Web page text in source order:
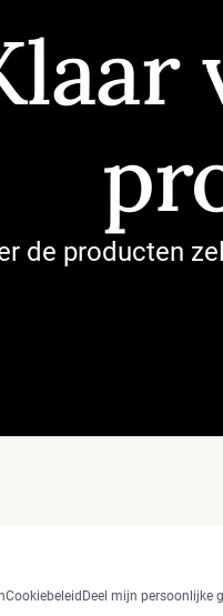
de producten
Cookiebeleid Deel mijn persoonlijke